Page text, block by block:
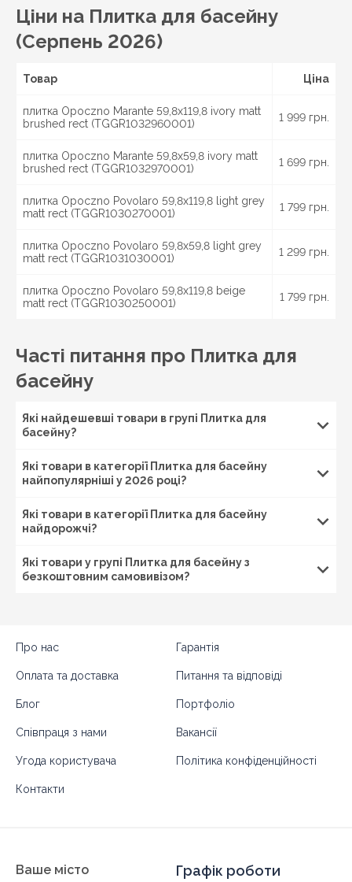
кахель буде з часом розмиватися водою, по-друге, в
дрібних нерівностях будуть накопичуватися бактерії і
цвіль. При цьому, звичайно, плитка не повинна бути
Ще один параметр – міцність кахлю. Товща води, та
ще й з високим вмістом хлору – серйозне
випробування для будь-якого матеріалу. Чистка
звичайної плитки. Але ні вода, ні агресивні хімічні
засоби не страшні для якісної плитки, спеціально
Класифікація плитки для басейну
для різних басейнів буде відрізнятися. Вона може
бути для вуличних або внутрішніх басейнів. І навіть
басейну, для ступенів і бортиків. Край ступенів
повинен бути контрастного кольору, щоб
Зараз плитку для облицювання басейнів прийнято
поділяти на класи відповідно з протиковзкими
A клас. Це плитка, основним призначенням якої є
обробка сухих підсобних приміщень басейну.
B клас. Така облицювальна плитка підійде для
оформлення спуску в басейн і обробки дна його
C клас. Цією плиткою найчастіше обробляють східці
для спуску і похилі елементи басейну.
Укладка плитки для басейну
Укладання плитки в басейні – дуже відповідальний
спеціальної затіркою з водовідштовхувальними і
Великою популярністю користується глазурований
клінкер. Ступінь водополглощения всього 3%, а
Особливо ефектно виглядає мозаїка-плитка, за
перетворитися на справжній витвір мистецтва.
Ціни на Плитка для басейну
(Серпень 2026)
Товар Ціна
плитка Opoczno Marante 59,8x119,8 ivory matt
brushed rect (TGGR1032960001)
1 999 грн.
плитка Opoczno Marante 59,8x59,8 ivory matt
brushed rect (TGGR1032970001)
1 699 грн.
плитка Opoczno Povolaro 59,8x119,8 light grey
matt rect (TGGR1030270001)
1 799 грн.
плитка Opoczno Povolaro 59,8x59,8 light grey
matt rect (TGGR1031030001)
1 299 грн.
плитка Opoczno Povolaro 59,8x119,8 beige
matt rect (TGGR1030250001)
1 799 грн.
Часті питання про Плитка для
басейну
Які найдешевші товари в групі Плитка для
басейну?
Які товари в категорії Плитка для басейну
найпопулярніші у 2026 році?
Які товари в категорії Плитка для басейну
найдорожчі?
Які товари у групі Плитка для басейну з
безкоштовним самовивізом?
Про нас Гарантія
Оплата та доставка Питання та відповіді
Блог Портфоліо
Співпраця з нами Вакансії
Угода користувача Політика конфіденційності
Контакти
Ваше місто Графік роботи